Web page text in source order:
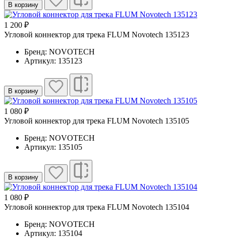
В корзину
1 200 ₽
Угловой коннектор для трека FLUM Novotech 135123
Бренд: NOVOTECH
Артикул: 135123
В корзину
1 080 ₽
Угловой коннектор для трека FLUM Novotech 135105
Бренд: NOVOTECH
Артикул: 135105
В корзину
1 080 ₽
Угловой коннектор для трека FLUM Novotech 135104
Бренд: NOVOTECH
Артикул: 135104